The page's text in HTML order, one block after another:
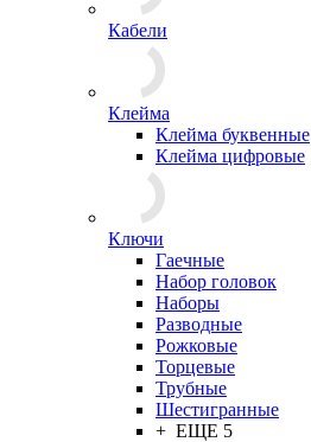
Кабели
Клейма
Клейма буквенные
Клейма цифровые
Ключи
Гаечные
Набор головок
Наборы
Разводные
Рожковые
Торцевые
Трубные
Шестигранные
+ ЕЩЕ 5